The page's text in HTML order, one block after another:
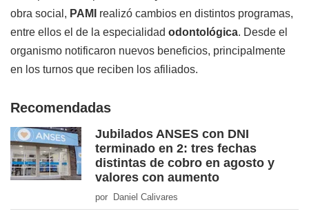
obra social, PAMI realizó cambios en distintos programas,
entre ellos el de la especialidad odontológica. Desde el
organismo notificaron nuevos beneficios, principalmente
en los turnos que reciben los afiliados.
Recomendadas
Jubilados ANSES con DNI
terminado en 2: tres fechas
distintas de cobro en agosto y
valores con aumento
por Daniel Calivares